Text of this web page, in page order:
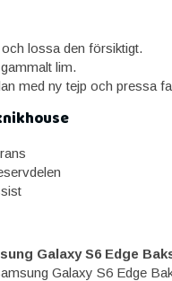
lossa den försiktigt.
lim.
med ny tejp och pressa
Galaxy S6 Edge
Galaxy S6 Edge